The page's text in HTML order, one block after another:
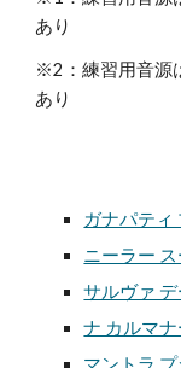
あり
※2：練習用音源
あり
ガナパティ
ニーラー
サルヴァ
ナ カルマナ
マントラ プ